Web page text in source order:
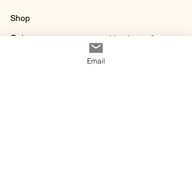
Shop
Qui sommes-
instagram
Livraisons & retours
Email